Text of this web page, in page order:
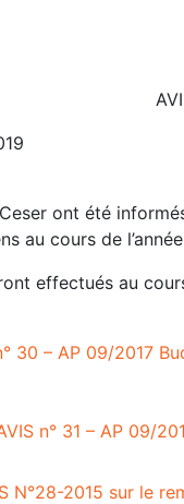
ont été
au cours de
effectués au
30 – AP 09/2017
n° 31 – AP 09/
N°28-2015 sur le